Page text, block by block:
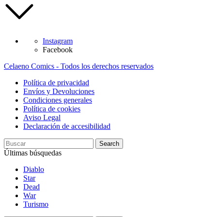
Instagram
Facebook
Celaeno Comics - Todos los derechos reservados
Política de privacidad
Envíos y Devoluciones
Condiciones generales
Política de cookies
Aviso Legal
Declaración de accesibilidad
Search
Últimas búsquedas
Diablo
Star
Dead
War
Turismo